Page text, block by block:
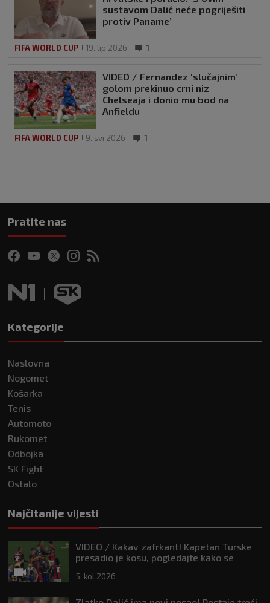
sustavom Dalić neće pogriješiti
protiv Paname’
FIFA WORLD CUP 19. lip 2026 1
VIDEO / Fernandez ‘slučajnim’
golom prekinuo crni niz
Chelseaja i donio mu bod na
Anfieldu
FIFA WORLD CUP 9. svi 2026 1
Pratite nas
Kategorije
Naslovna
Nogomet
Košarka
Tenis
Automoto
Rukomet
Odbojka
SK Fight
Ostalo
Najčitanije vijesti
VIDEO / Kakav zafrkant! Kapetan Turske
presadio je kosu, pogledajte kako se
5. kol 2026